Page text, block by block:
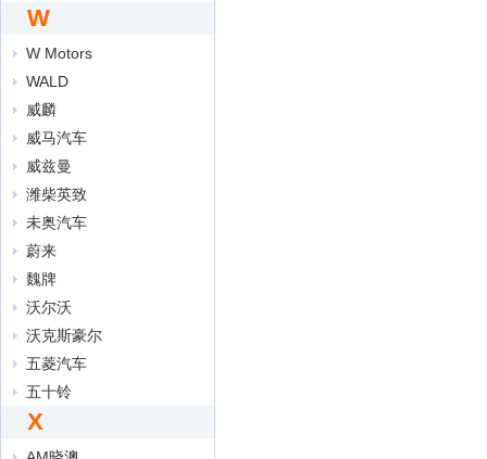
W
W Motors
WALD
威麟
威马汽车
威兹曼
潍柴英致
未奥汽车
蔚来
魏牌
沃尔沃
沃克斯豪尔
五菱汽车
五十铃
X